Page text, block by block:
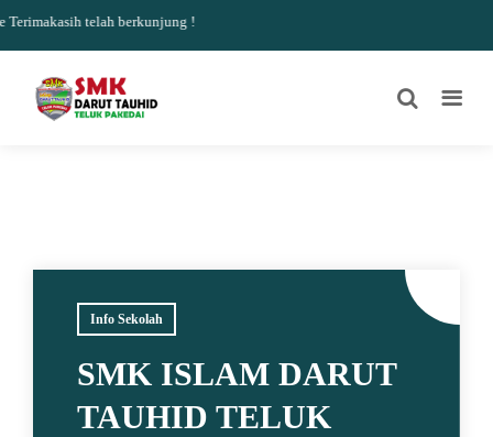
telah berkunjung !
Info Sekolah
SMK ISLAM DARUT
TAUHID TELUK